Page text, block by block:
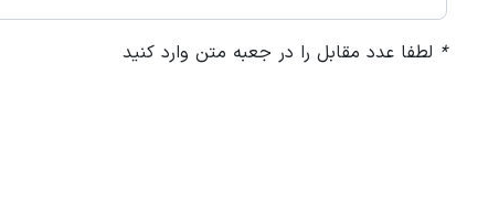
* لطفا عدد مقابل را در جعبه متن وارد کنید